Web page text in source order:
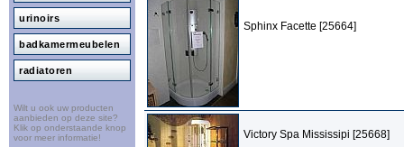
urinoirs
badkamermeubelen
radiatoren
Wilt u ook uw producten
aanbieden op deze site?
Klik op onderstaande knop
voor meer informatie!
Sphinx Facette [25664]
Victory Spa Mississipi [25668]